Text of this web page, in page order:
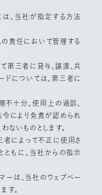
、当社が指定する方法
の責任において管理する
第三者に貸与、譲渡、共
ドについては、第三者に
十分、使用上の過誤、
令により免責が認められ
ないものとします。
者によって不正に使用さ
ともに、当社からの指示
ーは、当社のウェブペー
す。